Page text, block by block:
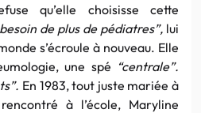
qu’elle choisisse cette
besoin de plus de pédiatres”, lui
s’écroule à nouveau. Elle
une spé “centrale”.
En 1983, tout juste mariée à
à l’école, Maryline